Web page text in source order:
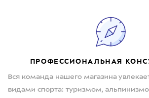
ПРОФЕССИОНАЛЬНАЯ
Вся команда нашего магазина
видами спорта: туризмом,